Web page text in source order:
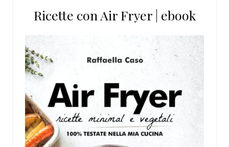
Ricette con Air Fryer | ebook